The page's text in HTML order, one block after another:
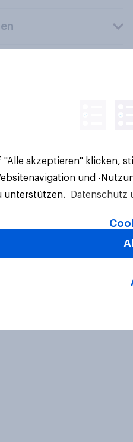
Rechte vorbehalten.
"Alle akzeptieren" klicken,
und -
unterstützen.
Datenschutz